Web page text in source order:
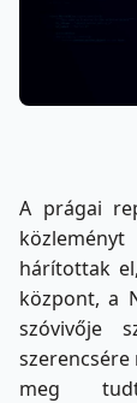
A prágai
hárítottak
központ, a
szóvivője
meg